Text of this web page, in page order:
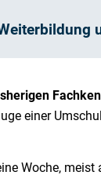
einer
Woche,